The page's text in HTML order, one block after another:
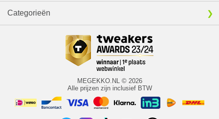
Categorieën
MEGEKKO.NL © 2026
Alle prijzen zijn inclusief BTW